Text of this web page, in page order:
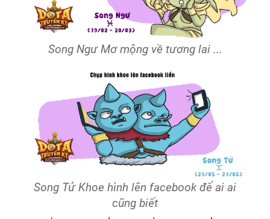
Song Ngư Mơ mộng về tương lai ...
Song Tử Khoe hình lên facebook để ai ai
cũng biết